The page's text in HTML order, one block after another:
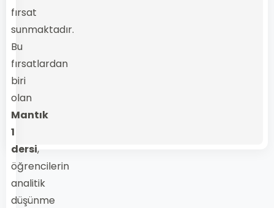
fırsat
sunmaktadır.
Bu
fırsatlardan
biri
olan
Mantık
1
dersi,
öğrencilerin
analitik
düşünme